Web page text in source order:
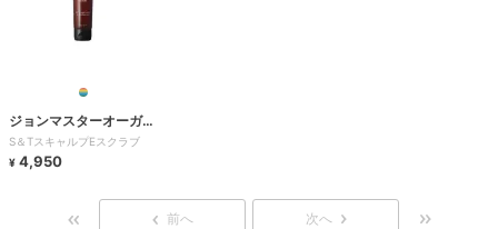
ジョンマスターオーガニ
ック
S＆TスキャルプEスクラブ
¥ 4,950
前へ 次へ